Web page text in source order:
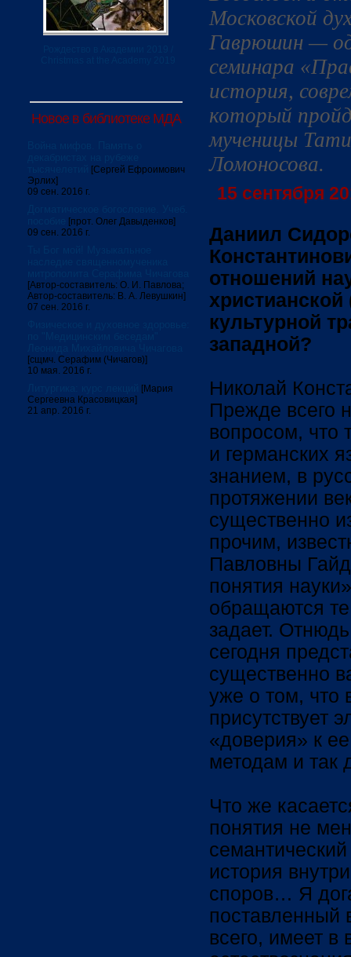
Новое в библиотеке МДА
[Сергей Ефроимович
Эрлих]
09 сен. 2016 г.
[прот. Олег Давыденков]
09 сен. 2016 г.
[Автор-составитель: О. И. Павлова;
Автор-составитель: В. А. Левушкин]
07 сен. 2016 г.
[сщмч. Серафим (Чичагов)]
10 мая. 2016 г.
[Мария
Сергеевна Красовицкая]
21 апр. 2016 г.
Московской
Гаврюшин —
семинара
история,
который
мученицы
Ломоносова.
15 сентября
Даниил
отношений
культурной
западной?
Николай
Прежде всего
вопросом, что
и германских
знанием, в
протяжении
существенно
прочим,
Павловны
понятия
обращаются
задает.
сегодня
существенно
уже о том, что
присутствует
«доверия» к
методам и так
Что же
понятия не
история
споров… Я
поставленный
всего, имеет в